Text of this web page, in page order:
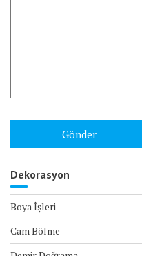
Dekorasyon
Boya İşleri
Cam Bölme